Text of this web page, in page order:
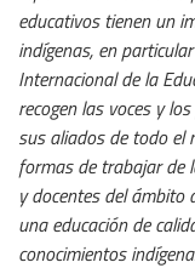
educativos tienen un
indígenas, en
Internacional de la
recogen las voces y
sus aliados de todo el
formas de trabajar de
y docentes del ámbito
una educación de
conocimientos